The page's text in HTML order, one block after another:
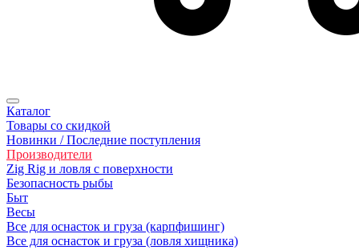
Каталог
Товары со скидкой
Новинки / Последние поступления
Производители
Zig Rig и ловля с поверхности
Безoпасность рыбы
Быт
Весы
Все для оснасток и груза (карпфишинг)
Все для оснасток и груза (ловля хищника)